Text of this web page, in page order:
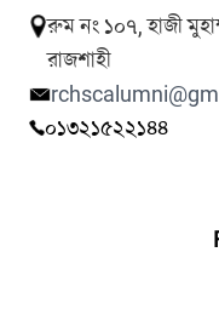
রুম নং ১০৭, হাজী
রাজশাহী
০১৩২১৫২২১৪৪